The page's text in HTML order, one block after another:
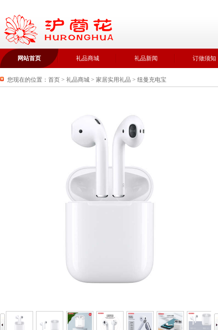
网站首页 礼品商城 礼品新闻 订做须知
您现在的位置： 首页 > 礼品商城 > 家居实用礼品 > 纽曼充电宝